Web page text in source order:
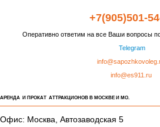
+7(905)501-
Оперативно ответим на все Ваши вопросы
Telegram
info@es911.ru
АРЕНДА И ПРОКАТ АТТРАКЦИОНОВ В МОСКВЕ И МО.
Офис: Москва, Автозаводская 5